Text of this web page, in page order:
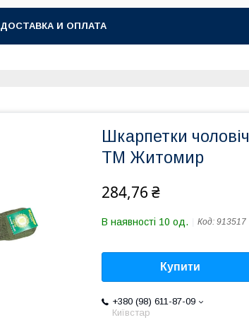
ДОСТАВКА И ОПЛАТА
Шкарпетки
ТМ Житомир
284,76 ₴
В наявності 10 од. Код: 913517
Купити
+380 (98) 611-87-09
Київстар